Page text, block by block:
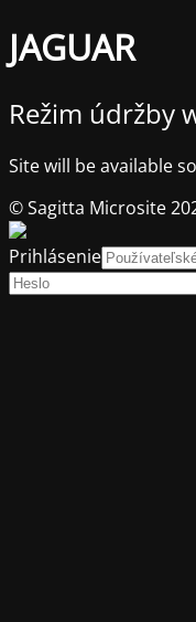
JAGUAR
Režim údržby
Site will be available
© Sagitta Microsite
Prihlásenie